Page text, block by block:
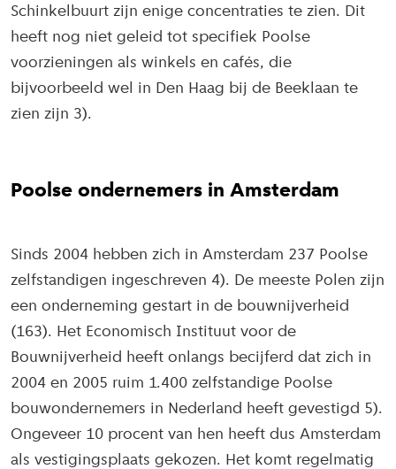
Schinkelbuurt zijn enige concentraties te zien. Dit
heeft nog niet geleid tot specifiek Poolse
voorzieningen als winkels en cafés, die
bijvoorbeeld wel in Den Haag bij de Beeklaan te
zien zijn 3).
Poolse ondernemers in Amsterdam
Sinds 2004 hebben zich in Amsterdam 237 Poolse
zelfstandigen ingeschreven 4). De meeste Polen zijn
een onderneming gestart in de bouwnijverheid
(163). Het Economisch Instituut voor de
Bouwnijverheid heeft onlangs becijferd dat zich in
2004 en 2005 ruim 1.400 zelfstandige Poolse
bouwondernemers in Nederland heeft gevestigd 5).
Ongeveer 10 procent van hen heeft dus Amsterdam
als vestigingsplaats gekozen. Het komt regelmatig